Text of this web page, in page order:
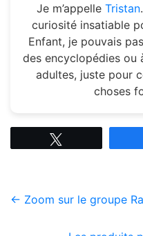
Je m’appelle Tristan
curiosité insatiable
Enfant, je pouvais
des encyclopédies ou
adultes, juste pour
choses
← Zoom sur le groupe